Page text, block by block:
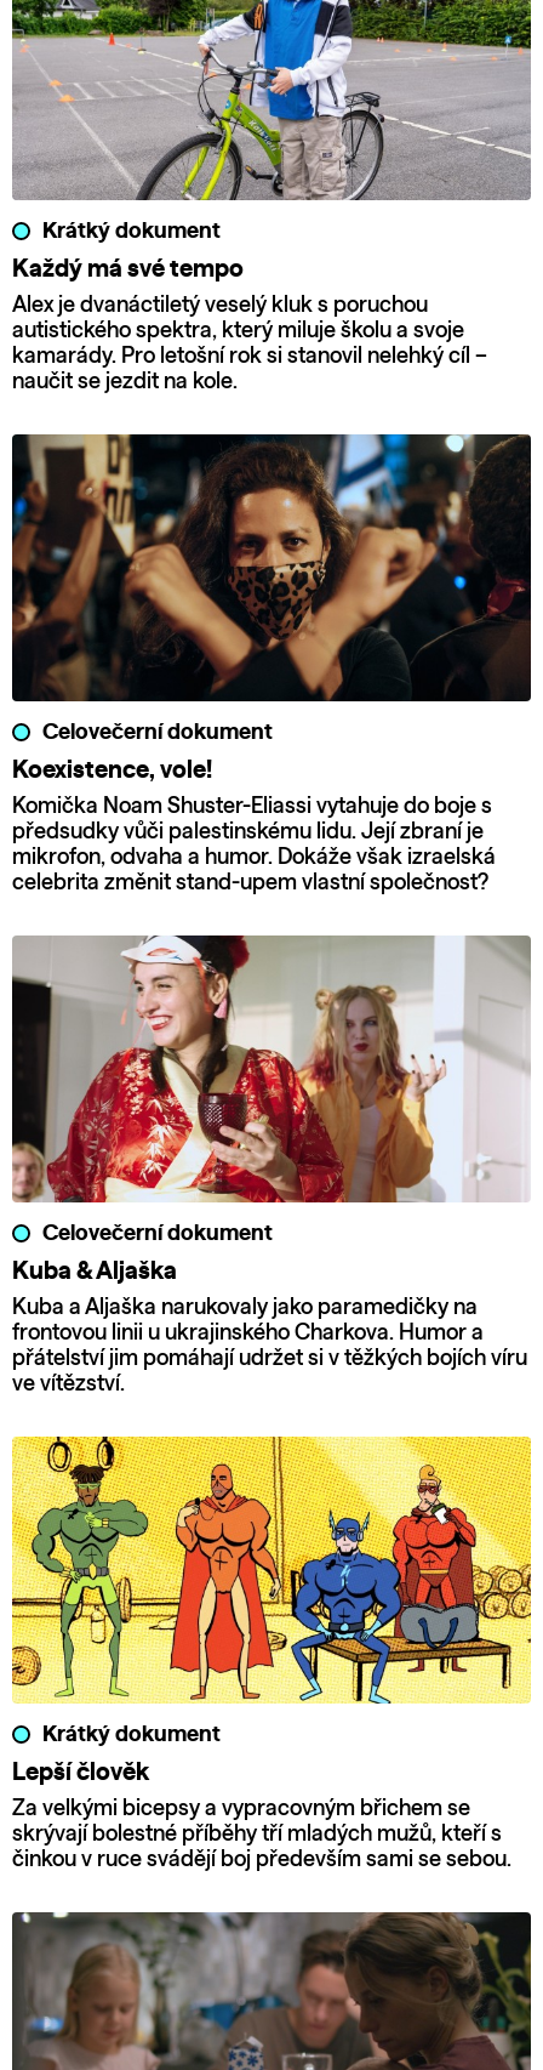
Krátký dokument
Každý má své tempo
Alex je dvanáctiletý veselý kluk s poruchou
autistického spektra, který miluje školu a svoje
kamarády. Pro letošní rok si stanovil nelehký cíl –
naučit se jezdit na kole.
Celovečerní dokument
Koexistence, vole!
Komička Noam Shuster-Eliassi vytahuje do boje s
předsudky vůči palestinskému lidu. Její zbraní je
mikrofon, odvaha a humor. Dokáže však izraelská
celebrita změnit stand-upem vlastní společnost?
Celovečerní dokument
Kuba & Aljaška
Kuba a Aljaška narukovaly jako paramedičky na
frontovou linii u ukrajinského Charkova. Humor a
přátelství jim pomáhají udržet si v těžkých bojích víru
ve vítězství.
Krátký dokument
Lepší člověk
Za velkými bicepsy a vypracovným břichem se
skrývají bolestné příběhy tří mladých mužů, kteří s
činkou v ruce svádějí boj především sami se sebou.